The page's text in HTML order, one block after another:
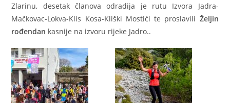
Zlarinu, desetak članova odradija je rutu Izvora Jadra-
Mačkovac-Lokva-Klis Kosa-Kliški Mostići te proslavili Željin
rođendan kasnije na izvoru rijeke Jadro..